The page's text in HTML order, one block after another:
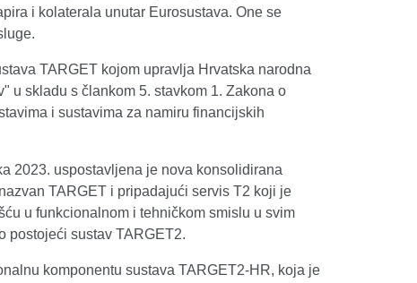
i kolaterala unutar Eurosustava. One se
TARGET kojom upravlja Hrvatska narodna
u skladu s člankom 5. stavkom 1. Zakona o
i sustavima za namiru financijskih
2023. uspostavljena je nova konsolidirana
TARGET i pripadajući servis T2 koji je
u funkcionalnom i tehničkom smislu u svim
postojeći sustav TARGET2.
komponentu sustava TARGET2-HR, koja je